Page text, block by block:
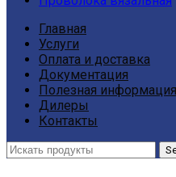
Главная
Услуги
Оплата и доставка
Документация
Полезная информация
Дилеры
Контакты